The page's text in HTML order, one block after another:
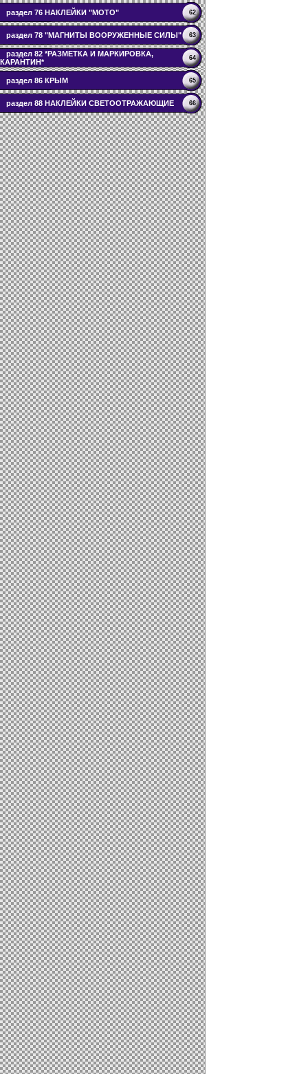
раздел 76 НАКЛЕЙКИ "МОТО" 62
раздел 78 "МАГНИТЫ ВООРУЖЕННЫЕ СИЛЫ" 63
раздел 82 *РАЗМЕТКА И МАРКИРОВКА,
КАРАНТИН*
64
раздел 86 КРЫМ 65
раздел 88 НАКЛЕЙКИ СВЕТООТРАЖАЮЩИЕ 66